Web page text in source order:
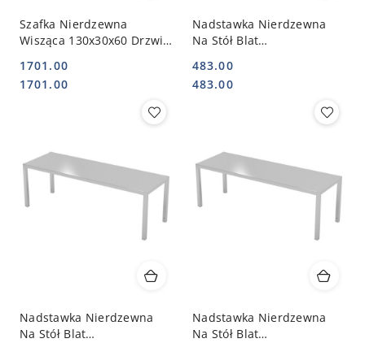
Szafka Nierdzewna
Wisząca 130x30x60 Drzwi
INOXO-310133-2
Cena:
1701.00
Cena:
1701.00
Nadstawka Nierdzewna
Na Stół Blat
100x30 | INOXO-501103
Cena:
483.00
Cena:
483.00
Nadstawka Nierdzewna
Na Stół Blat
Nadstawka Nierdzewna
Na Stół Blat